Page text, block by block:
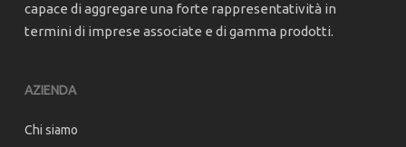
capace di aggregare una forte rappresentatività in
termini di imprese associate e di gamma prodotti.
AZIENDA
Chi siamo